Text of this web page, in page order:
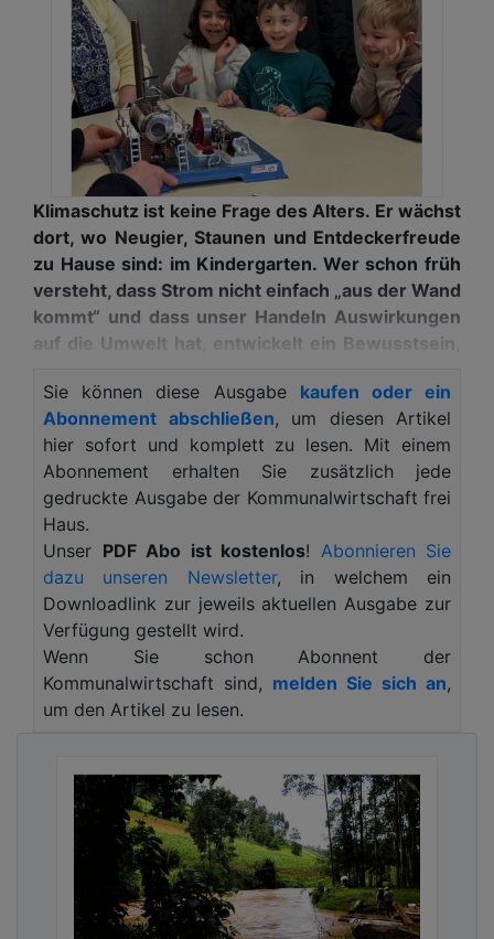
Klimaschutz ist keine Frage des Alters. Er wächst
dort, wo Neugier, Staunen und Entdeckerfreude
zu Hause sind: im Kindergarten. Wer schon früh
versteht, dass Strom nicht einfach „aus der Wand
kommt“ und dass unser Handeln Auswirkungen
auf die Umwelt hat, entwickelt ein Bewusstsein,
Vor diesem Hintergrund haben die Stadtwerke
Solingen in diesem Schuljahr ihren etablierten
Energieunterricht erstmals auf Solinger
Kindergärten ausgeweitet. Damit schaffen sie ein
neues, kostenloses Angebot zur frühzeitigen
Energie- und Umweltbildung – und setzen ein
wichtiges Zeichen für kommunale Verantwortung
und nachhaltige Bildungsarbeit.
In der Kita Cheruskerstraße begab sich Mechthild
Köhncke von der DUA (Deutsche Umwelt Aktion
e.V.) gemeinsam mit neugierigen
Nachwuchsforscherinnen und -forschern auf eine
Bohrmaschine, ein Staubsauger oder ein Laptop
brauchen Strom – aber woher kommt er
eigentlich? Und wie wird er erzeugt?
Statt trockener Theorie erlebten die Kinder
anschauliche Experimente und echte Aha-
Momente. Von der schnaufenden Dampfmaschine
Sie können diese Ausgabe kaufen oder ein
Abonnement abschließen, um diesen Artikel
hier sofort und komplett zu lesen. Mit einem
Abonnement erhalten Sie zusätzlich jede
gedruckte Ausgabe der Kommunalwirtschaft frei
Haus.
Unser PDF Abo ist kostenlos! Abonnieren Sie
dazu unseren Newsletter, in welchem ein
Downloadlink zur jeweils aktuellen Ausgabe zur
Verfügung gestellt wird.
Wenn Sie schon Abonnent der
Kommunalwirtschaft sind, melden Sie sich an,
um den Artikel zu lesen.